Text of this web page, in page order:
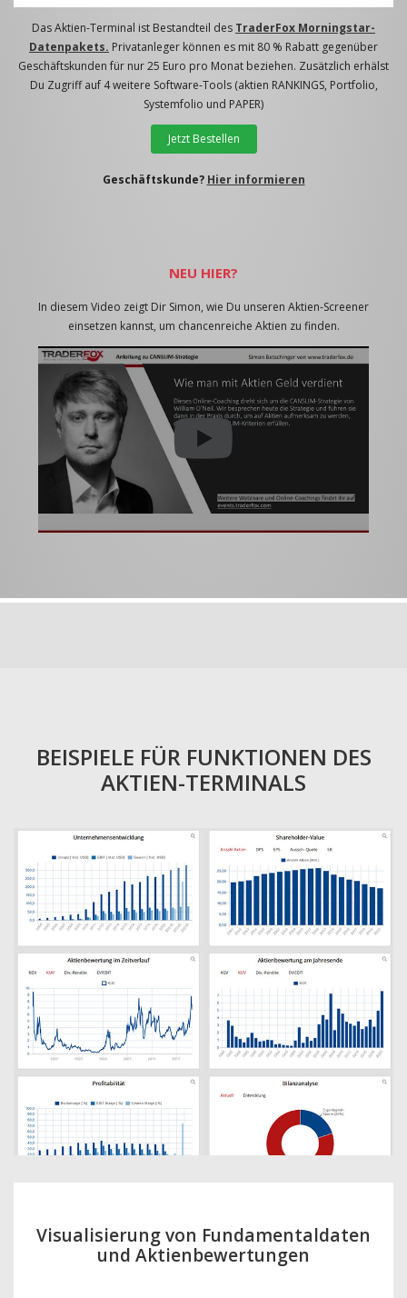
Das Aktien-Terminal ist Bestandteil des TraderFox Morningstar-
Datenpakets. Privatanleger können es mit 80 % Rabatt gegenüber
Geschäftskunden für nur 25 Euro pro Monat beziehen. Zusätzlich erhälst
Du Zugriff auf 4 weitere Software-Tools (aktien RANKINGS, Portfolio,
Systemfolio und PAPER)
Jetzt Bestellen
Geschäftskunde? Hier informieren
NEU HIER?
In diesem Video zeigt Dir Simon, wie Du unseren Aktien-Screener
einsetzen kannst, um chancenreiche Aktien zu finden.
BEISPIELE FÜR FUNKTIONEN DES
AKTIEN-TERMINALS
Visualisierung von Fundamentaldaten
und Aktienbewertungen